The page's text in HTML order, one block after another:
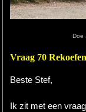
Doe
Vraag 70
Beste Stef,
Ik zit met een